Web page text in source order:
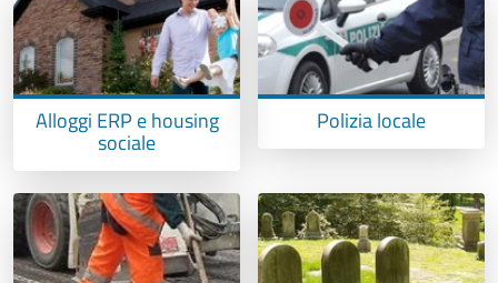
Alloggi ERP e housing
sociale
Polizia locale